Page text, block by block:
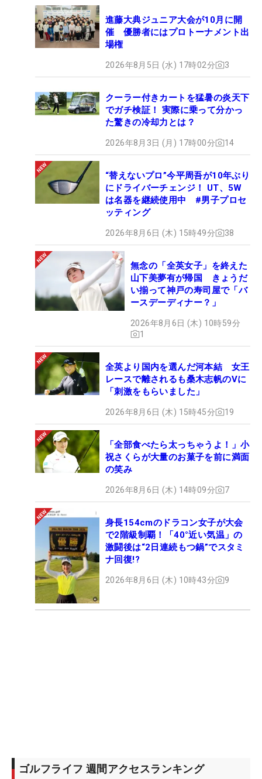
進藤大典ジュニア大会が10月に開
催 優勝者にはプロトーナメント出
場権
2026年8月5日 (水) 17時02分 3
クーラー付きカートを猛暑の炎天下
でガチ検証！ 実際に乗って分かっ
た驚きの冷却力とは？
2026年8月3日 (月) 17時00分 14
“替えないプロ”今平周吾が10年ぶり
にドライバーチェンジ！ UT、5W
は名器を継続使用中 #男子プロセ
ッティング
2026年8月6日 (木) 15時49分 38
無念の「全英女子」を終えた
山下美夢有が帰国 きょうだ
い揃って神戸の寿司屋で「バ
ースデーディナー？」
2026年8月6日 (木) 10時59分
1
全英より国内を選んだ河本結 女王
レースで離されるも桑木志帆のVに
「刺激をもらいました」
2026年8月6日 (木) 15時45分 19
「全部食べたら太っちゃうよ！」小
祝さくらが大量のお菓子を前に満面
の笑み
2026年8月6日 (木) 14時09分 7
身長154cmのドラコン女子が大会
で2階級制覇！「40°近い気温」の
激闘後は“2日連続もつ鍋”でスタミ
ナ回復!?
2026年8月6日 (木) 10時43分 9
ゴルフライフ 週間アクセスランキング